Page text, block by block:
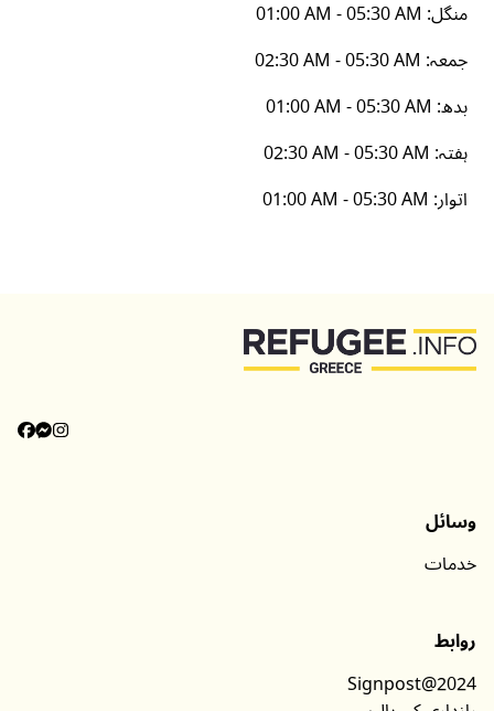
منگل:
01:00 AM - 05:30 AM
جمعہ:
02:30 AM - 05:30 AM
بدھ:
01:00 AM - 05:30 AM
ہفتہ:
02:30 AM - 05:30 AM
اتوار:
01:00 AM - 05:30 AM
وسائل
خدمات
روابط
Signpost@2024